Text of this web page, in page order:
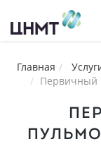
Главная
Первичный